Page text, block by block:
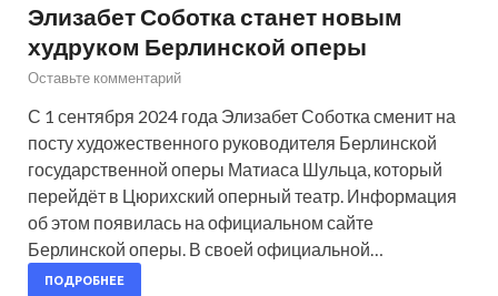
Элизабет Соботка станет новым
худруком Берлинской оперы
Оставьте комментарий
С 1 сентября 2024 года Элизабет Соботка сменит на
посту художественного руководителя Берлинской
государственной оперы Матиаса Шульца, который
перейдёт в Цюрихский оперный театр. Информация
об этом появилась на официальном сайте
Берлинской оперы. В своей официальной…
ПОДРОБНЕЕ